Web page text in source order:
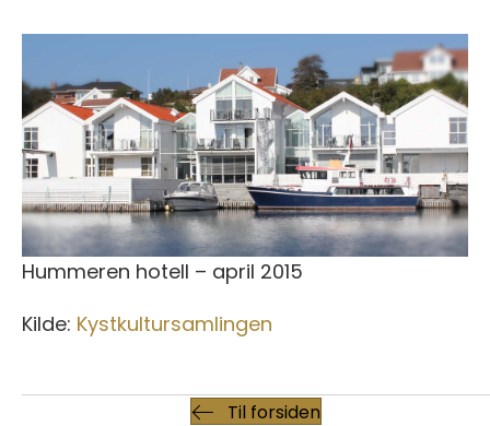
Hummeren hotell – april 2015
Kilde: Kystkultursamlingen
Til forsiden